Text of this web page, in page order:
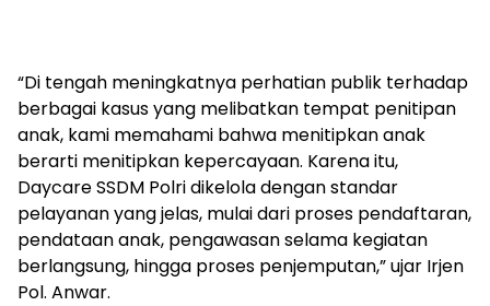
“Di tengah meningkatnya perhatian publik terhadap
berbagai kasus yang melibatkan tempat penitipan
anak, kami memahami bahwa menitipkan anak
berarti menitipkan kepercayaan. Karena itu,
Daycare SSDM Polri dikelola dengan standar
pelayanan yang jelas, mulai dari proses pendaftaran,
pendataan anak, pengawasan selama kegiatan
berlangsung, hingga proses penjemputan,” ujar Irjen
Pol. Anwar.